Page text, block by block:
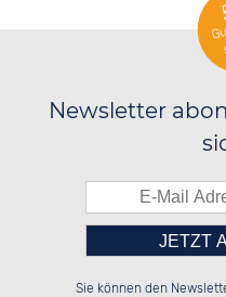
Newsletter
░░░░██░░██░░██░░██░░░░░░██░░██░░
░░████░░██░░██░░██████░░██████░░
░░░░██░░██░░██░░██░░██░░██░░██░░
Sie können den